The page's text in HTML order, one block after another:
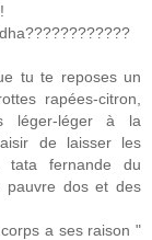
tu te reposes un
rapées-citron,
léger-léger à la
de laisser les
tata fernande du
pauvre dos et des
a ses raison "